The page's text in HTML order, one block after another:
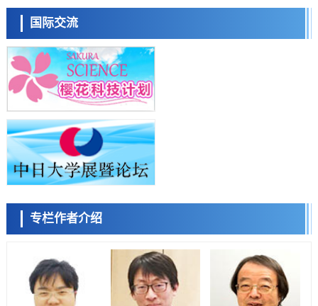
劣化抑制机制，为提升轮胎安全性与耐久性的材料设计开辟道路
科学研究
近畿大学等发现植物染料“日本茜”的红色成分可抑制老化与炎症，有望
成为新型功能性材料
科学研究
群马大学开发针对难治性癫痫的新型基因疗法，利用超小型GAD67启动
子抑制发作
科学研究
九州大学揭示夜间眼压升高机制：两种激素波动叠加所致
科学研究
东京都产技研采用新手法开发出可稳定工作至300℃的介电材料，已验
证电容器可在汽车发动机等高温环境下工作
经济・社会
日本生成式AI使用者占比一年内翻倍，但与中美德仍有较大差距
政策
日本修订首都直下型地震紧急对策：目标为死亡人数至少减半，重点强
化火灾防控
福井大学发现细胞记忆过往并抑制反应的机制，阐明即便DNA相同反应
迥异之谜
科学研究
神户大学确认口服癌症疫苗B440单药给药的安全性，在转移性尿路上皮
国际交流
专栏作者介绍
流员
小岩井忠道
陈小牧 李鸥 安宁